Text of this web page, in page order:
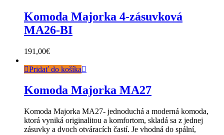
Komoda Majorka 4-zásuvková
MA26-BI
191,00€
Pridať do košíka
Komoda Majorka MA27
Komoda Majorka MA27- jednoduchá a moderná komoda,
ktorá vyniká originalitou a komfortom, skladá sa z jednej
zásuvky a dvoch otváracích častí. Je vhodná do spální,